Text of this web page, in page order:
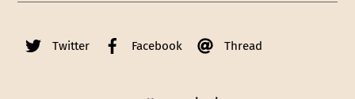
Twitter Facebook Thread